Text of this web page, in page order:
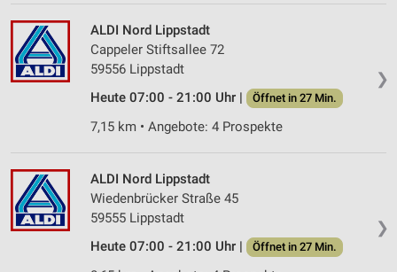
❯
ALDI Nord Lippstadt
Cappeler Stiftsallee 72
59556 Lippstadt
Heute 07:00 - 21:00 Uhr |
Öffnet in 27 Min.
7,15 km • Angebote: 4 Prospekte
❯
ALDI Nord Lippstadt
Wiedenbrücker Straße 45
59555 Lippstadt
Heute 07:00 - 21:00 Uhr |
Öffnet in 27 Min.